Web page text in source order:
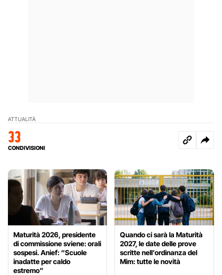
ATTUALITÀ
33
CONDIVISIONI
Maturità 2026, presidente
di commissione sviene: orali
sospesi. Anief: “Scuole
inadatte per caldo
estremo”
Quando ci sarà la Maturità
2027, le date delle prove
scritte nell’ordinanza del
Mim: tutte le novità